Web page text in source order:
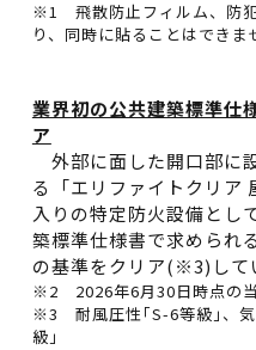
※1 飛散防止フィルム、防
り、同時に貼ることはできま
業界初の公共建築標準仕
ア
外部に面した開口部に
る「エリファイトクリア
入りの特定防火設備と
築標準仕様書で求められ
の基準をクリア(※3)して
※2 2026年6月30日時点の
※3 耐風圧性｢S-6等級｣、気
級｣